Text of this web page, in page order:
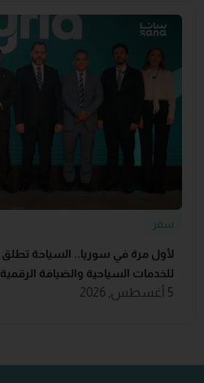
سفر
للخدمات السياحية والضيافة ‏الرقمية
5 أغسطس, 2026